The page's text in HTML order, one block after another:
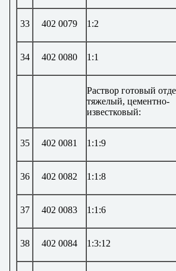
33 402 0079 1:2
34 402 0080 1:1
Раствор готовый
тяжелый, цементно-
известковый:
35 402 0081 1:1:9
36 402 0082 1:1:8
37 402 0083 1:1:6
38 402 0084 1:3:12